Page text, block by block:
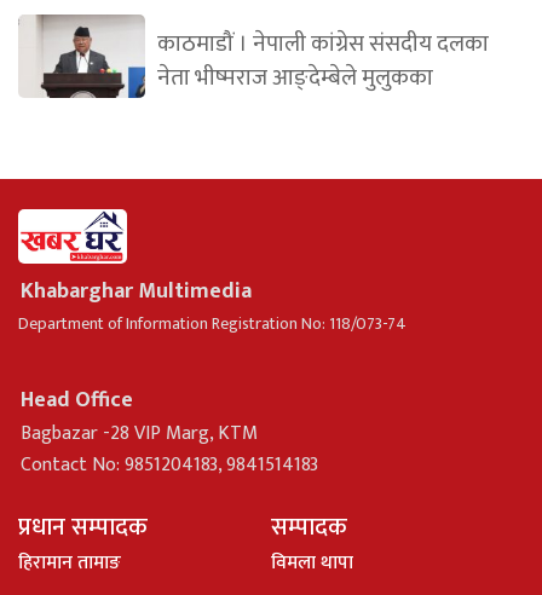
काठमाडौं । नेपाली कांग्रेस संसदीय दलका
नेता भीष्मराज आङ्देम्बेले मुलुकका
Khabarghar Multimedia
Department of Information Registration No: 118/073-74
Head Office
Bagbazar -28 VIP Marg, KTM
Contact No: 9851204183, 9841514183
प्रधान सम्पादक
हिरामान तामाङ
सम्पादक
विमला थापा